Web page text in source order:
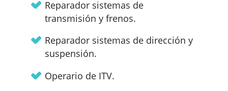
Reparador sistemas de
transmisión y frenos.
Reparador sistemas de dirección y
suspensión.
Operario de ITV.